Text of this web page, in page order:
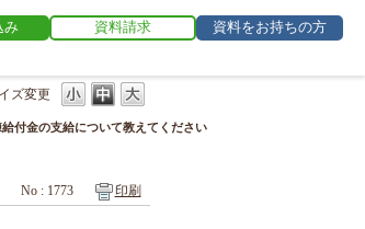
み 資料請求 資料をお持ちの方
ズ変更
付金の支給について教えてください
No : 1773 印刷